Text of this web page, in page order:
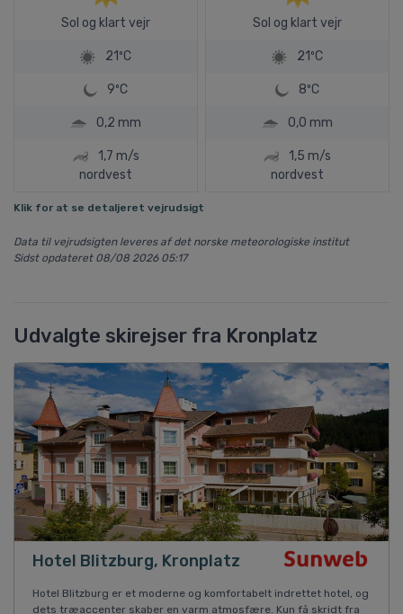
Sol og klart vejr
21ºC
9ºC
0,2 mm
1,7 m/s
nordvest
Sol og klart vejr
21ºC
8ºC
0,0 mm
1,5 m/s
nordvest
Klik for at se detaljeret vejrudsigt
Data til vejrudsigten leveres af det norske meteorologiske institut
Sidst opdateret 08/08 2026 05:17
Udvalgte skirejser fra Kronplatz
Hotel Blitzburg, Kronplatz
Hotel Blitzburg er et moderne og komfortabelt indrettet hotel, og
dets træaccenter skaber en varm atmosfære. Kun få skridt fra